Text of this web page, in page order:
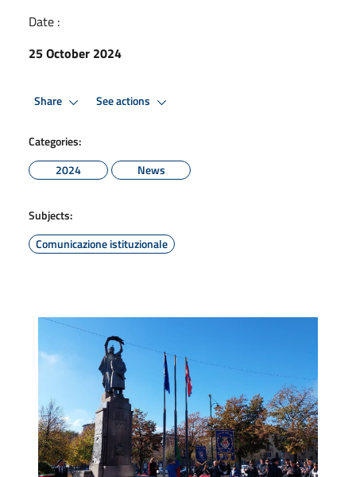
Date :
25 October 2024
Share See actions
Categories:
2024
News
Subjects:
Comunicazione istituzionale